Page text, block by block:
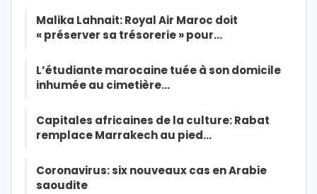
Malika Lahnait: Royal Air Maroc doit
« préserver sa trésorerie » pour…
L’étudiante marocaine tuée à son domicile
inhumée au cimetière…
Capitales africaines de la culture: Rabat
remplace Marrakech au pied…
Coronavirus: six nouveaux cas en Arabie
saoudite